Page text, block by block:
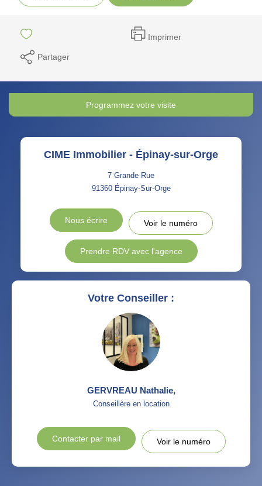
Imprimer
Partager
Programmez votre visite
CIME Immobilier - Épinay-sur-Orge
7 Grande Rue
91360 Épinay-Sur-Orge
Nous écrire Voir le numéro
Prendre RDV avec l'agence
Votre Conseiller :
GERVREAU Nathalie,
Conseillère en location
Contacter par mail Voir le numéro